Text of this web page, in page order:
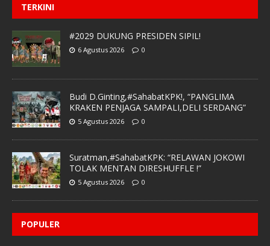
TERKINI
#2029 DUKUNG PRESIDEN SIPIL!
6 Agustus 2026 0
Budi D.Ginting,#SahabatKPK!, “PANGLIMA
KRAKEN PENJAGA SAMPALI,DELI SERDANG”
5 Agustus 2026 0
Suratman,#SahabatKPK: “RELAWAN JOKOWI
TOLAK MENTAN DIRESHUFFLE !”
5 Agustus 2026 0
POPULER